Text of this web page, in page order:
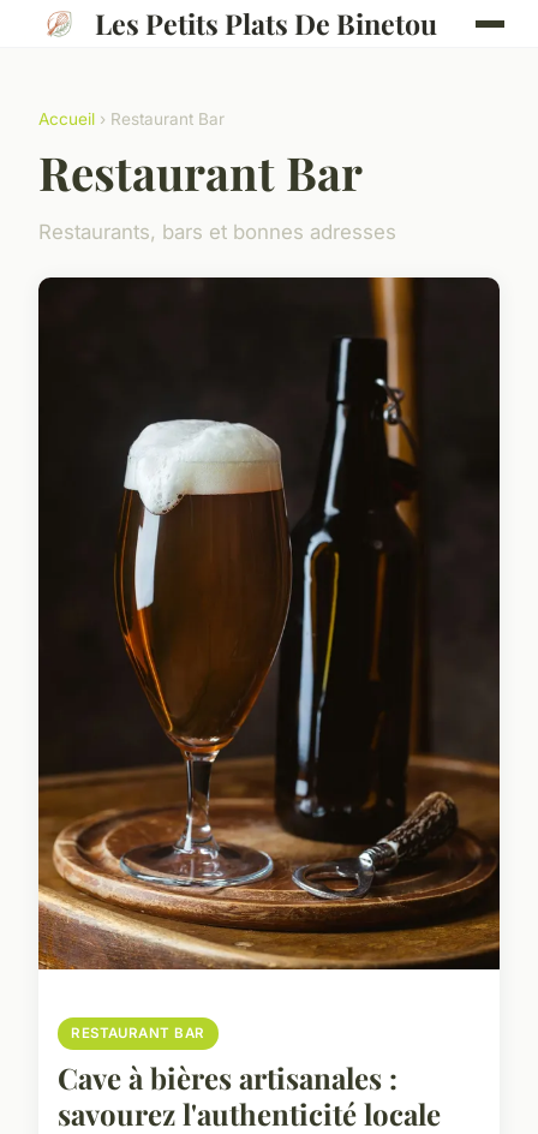
Les Petits Plats De Binetou
Accueil › Restaurant Bar
Restaurant Bar
Restaurants, bars et bonnes adresses
RESTAURANT BAR
Cave à bières artisanales :
savourez l'authenticité locale